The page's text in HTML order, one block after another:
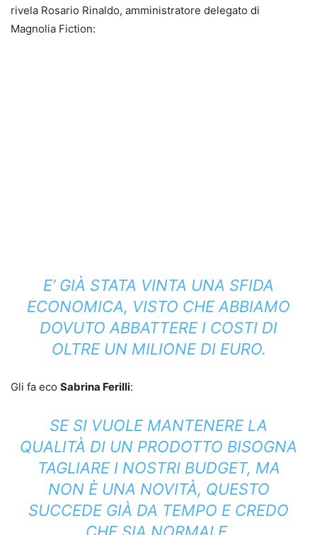
rivela Rosario Rinaldo, amministratore delegato di
Magnolia Fiction:
E’ GIÀ STATA VINTA UNA SFIDA
ECONOMICA, VISTO CHE ABBIAMO
DOVUTO ABBATTERE I COSTI DI
OLTRE UN MILIONE DI EURO.
Gli fa eco Sabrina Ferilli:
SE SI VUOLE MANTENERE LA
QUALITÀ DI UN PRODOTTO BISOGNA
TAGLIARE I NOSTRI BUDGET, MA
NON È UNA NOVITÀ, QUESTO
SUCCEDE GIÀ DA TEMPO E CREDO